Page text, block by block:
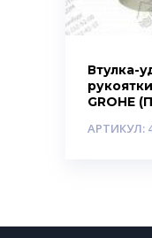
Втулка-
GROHE
АРТИКУЛ: